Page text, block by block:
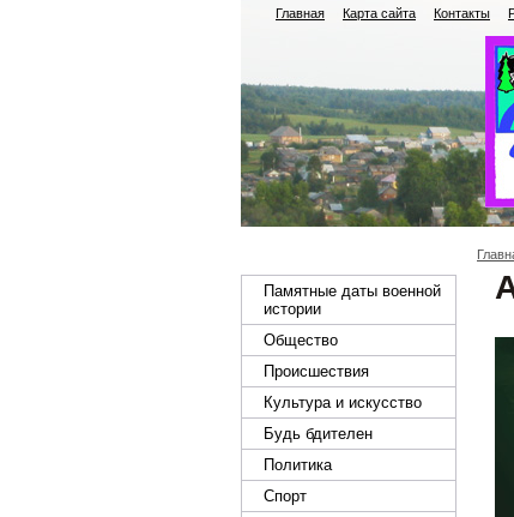
Главная Карта сайта Контакты
Памятные даты военной
истории
Общество
Происшествия
Культура и искусство
Будь бдителен
Политика
Спорт